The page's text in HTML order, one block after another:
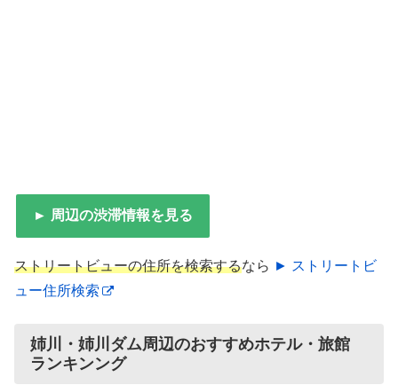
► 周辺の渋滞情報を見る
ストリートビューの住所を検索するなら ► ストリートビ
ュー住所検索
姉川・姉川ダム周辺のおすすめホテル・旅館
ランキンング